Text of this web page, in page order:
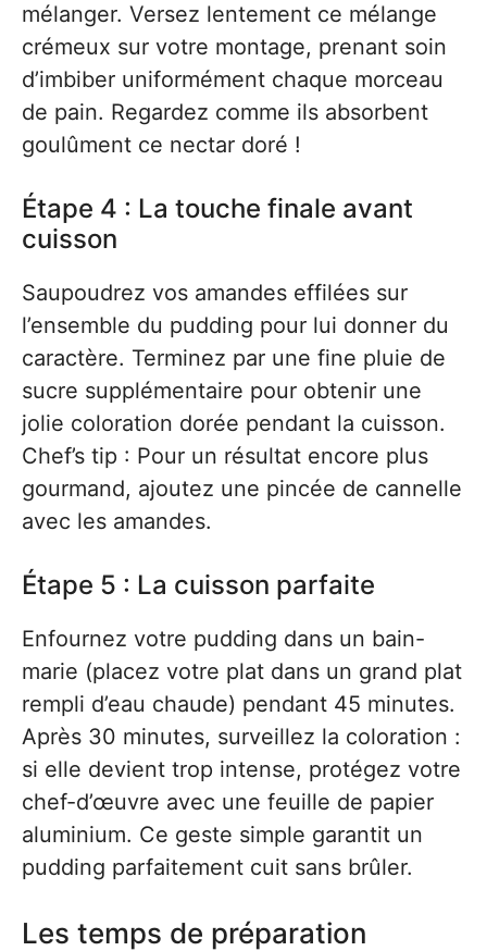
mélanger. Versez lentement ce mélange
crémeux sur votre montage, prenant soin
d’imbiber uniformément chaque morceau
de pain. Regardez comme ils absorbent
goulûment ce nectar doré !
Étape 4 : La touche finale avant
cuisson
Saupoudrez vos amandes effilées sur
l’ensemble du pudding pour lui donner du
caractère. Terminez par une fine pluie de
sucre supplémentaire pour obtenir une
jolie coloration dorée pendant la cuisson.
Chef’s tip : Pour un résultat encore plus
gourmand, ajoutez une pincée de cannelle
avec les amandes.
Étape 5 : La cuisson parfaite
Enfournez votre pudding dans un bain-
marie (placez votre plat dans un grand plat
rempli d’eau chaude) pendant 45 minutes.
Après 30 minutes, surveillez la coloration :
si elle devient trop intense, protégez votre
chef-d’œuvre avec une feuille de papier
aluminium. Ce geste simple garantit un
pudding parfaitement cuit sans brûler.
Les temps de préparation